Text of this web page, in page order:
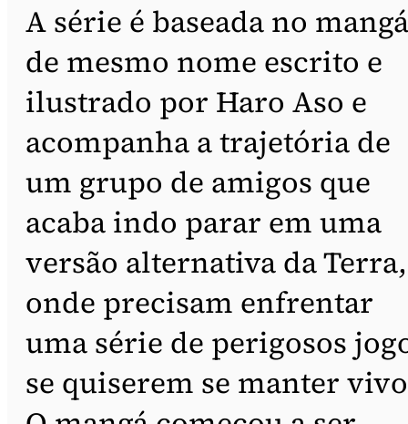
A série é baseada no mangá
de mesmo nome escrito e
ilustrado por Haro Aso e
acompanha a trajetória de
um grupo de amigos que
acaba indo parar em uma
versão alternativa da Terra,
onde precisam enfrentar
uma série de perigosos
se quiserem se manter